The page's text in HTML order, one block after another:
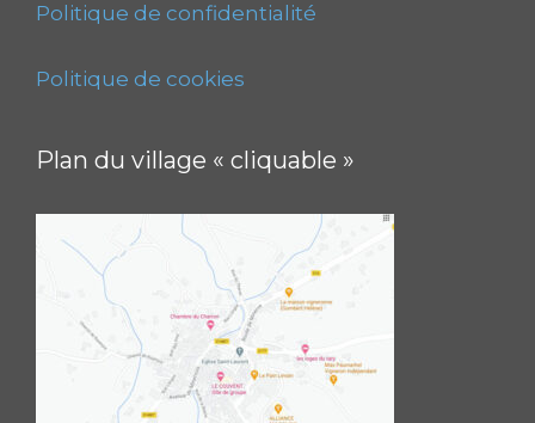
Politique de confidentialité
Politique de cookies
Plan du village « cliquable »